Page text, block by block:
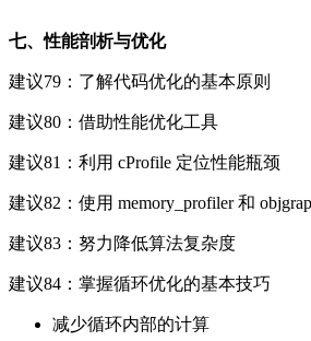
七、性能剖析与优化
建议79：了解代码优化的基本原则
建议80：借助性能优化工具
建议81：利用 cProfile 定位性能瓶颈
建议82：使用 memory_profiler 和
建议83：努力降低算法复杂度
建议84：掌握循环优化的基本技巧
减少循环内部的计算